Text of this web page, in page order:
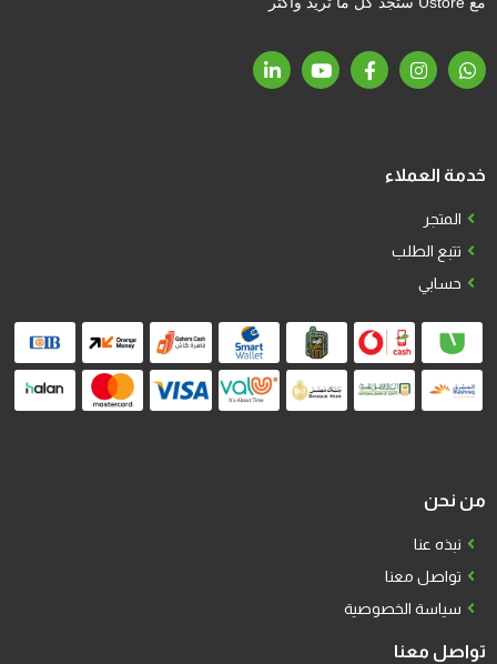
خدمة العملاء
المتجر
تتبع الطلب
حسابي
من نحن
نبذه عنا
تواصل معنا
سياسة الخصوصية
تواصل معنا